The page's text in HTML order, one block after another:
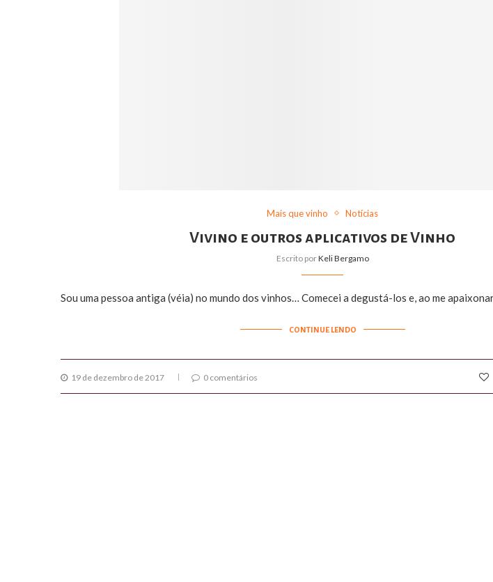
Mais que vinho Notícias
Vivino e outros aplicativos de Vinho
Escrito porKeli Bergamo
Sou uma pessoa antiga (véia) no mundo dos vinhos… Comecei a degustá-los e, ao me
CONTINUE LENDO
19 de dezembro de 2017 0 comentários